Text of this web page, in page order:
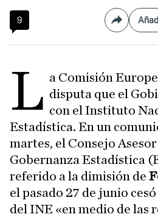
9
L a Comisión
disputa que el
con el Instituto
Estadística. En un
martes, el Consejo
Gobernanza Estadística
referido a la dimisión de
el pasado 27 de junio
del INE «en medio de las